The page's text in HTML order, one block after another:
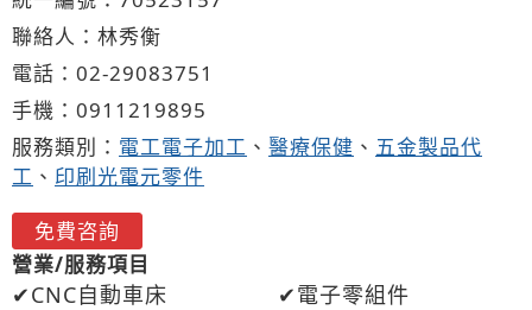
聯絡人：林秀衡
電話： 02-29083751
手機： 0911 21 9895
服務類別： 電工電子加工 、 醫療保健 、 五金製品代
工 、 印刷光電元零件
免費咨詢
營業/服務項目
CNC自動車床
電子零組件